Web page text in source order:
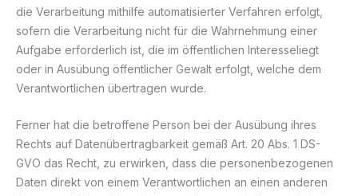
die Verarbeitung mithilfe automatisierter Verfahren erfolgt,
sofern die Verarbeitung nicht für die Wahrnehmung einer
Aufgabe erforderlich ist, die im öffentlichen Interesseliegt
oder in Ausübung öffentlicher Gewalt erfolgt, welche dem
Verantwortlichen übertragen wurde.
Ferner hat die betroffene Person bei der Ausübung ihres
Rechts auf Datenübertragbarkeit gemäß Art. 20 Abs. 1 DS-
GVO das Recht, zu erwirken, dass die personenbezogenen
Daten direkt von einem Verantwortlichen an einen anderen